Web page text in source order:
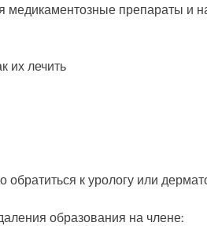
медикаментозные препараты и
к урологу или
образования на члене: